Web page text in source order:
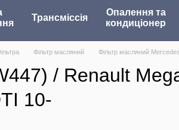
Трансміссія
Опалення та
кондиціонер
Фільтр масляний Фільтр масляний
/ Renault
10-